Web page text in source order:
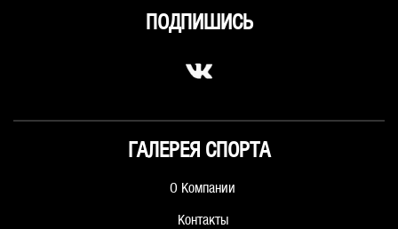
ГАЛЕРЕЯ СПОРТА
О Компании
Контакты
ПОДПИШИСЬ